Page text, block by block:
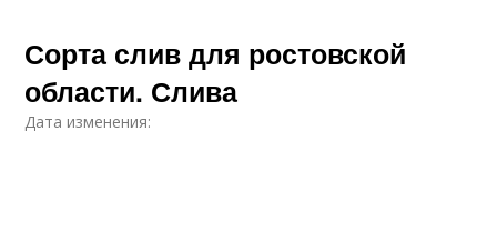
Сорта слив для ростовской
области. Слива
Дата изменения: